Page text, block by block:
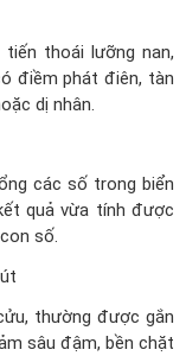
tiến thoái lưỡng nan,
điềm phát điên, tàn
dị nhân.
các số trong biển
quả vừa tính được
số.
thường được gắn
sâu đậm, bền chặt